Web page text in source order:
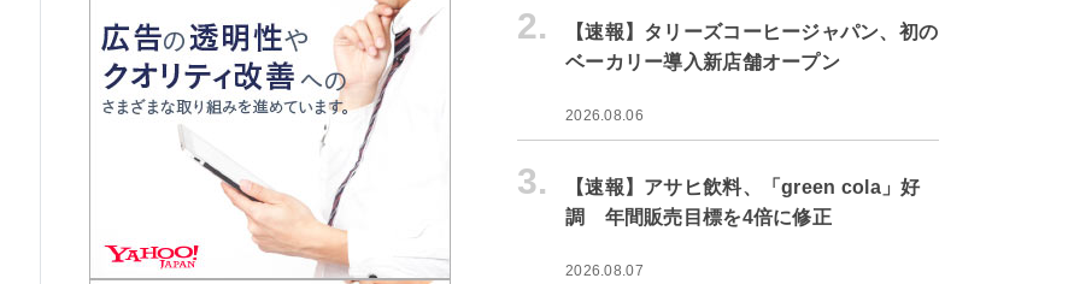
2.
【速報】タリーズコーヒージャパン、初の
ベーカリー導入新店舗オープン
2026.08.06
3.
【速報】アサヒ飲料、「green cola」好
調 年間販売目標を4倍に修正
2026.08.07